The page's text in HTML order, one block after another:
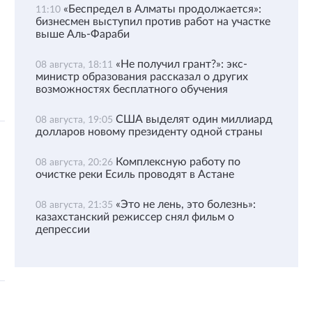
11:10 «Беспредел в Алматы продолжается»:
бизнесмен выступил против работ на участке
выше Аль-Фараби
08 августа, 18:11 «Не получил грант?»: экс-
министр образования рассказал о других
возможностях бесплатного обучения
08 августа, 19:05 США выделят один миллиард
долларов новому президенту одной страны
08 августа, 20:26 Комплексную работу по
очистке реки Есиль проводят в Астане
08 августа, 21:35 «Это не лень, это болезнь»:
казахстанский режиссер снял фильм о
депрессии